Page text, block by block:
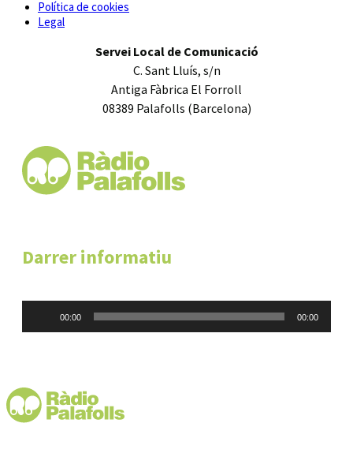
Política de cookies
Legal
Servei Local de Comunicació
C. Sant Lluís, s/n
Antiga Fàbrica El Forroll
08389 Palafolls (Barcelona)
Darrer informatiu
00:00 00:00